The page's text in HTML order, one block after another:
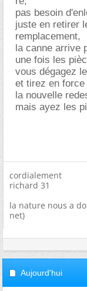
pas besoin
juste en retirer
remplacement,
la canne arrive
une fois les
vous dégagez
et tirez en
la nouvelle
mais ayez les
cordialement
richard 31
la nature nous a
net)
Aujourd'hui